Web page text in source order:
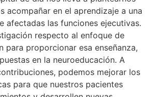
acompañar en el aprendizaje a una
afectadas las funciones ejecutivas.
respecto al enfoque de
para proporcionar esa enseñanza,
en la neuroeducación. A
podemos mejorar los
para que nuestros pacientes